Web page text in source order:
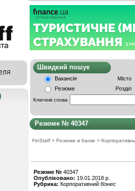
Швидкий
Вакансія
Місто
Резюме
Розділ
Ключові слова
Резюме № 40347
FinStaff > Резюме в банке >
Резюме № 40347
Опубліковано: 19.01.2018 р.
Рубрика: Корпоративний бізнес